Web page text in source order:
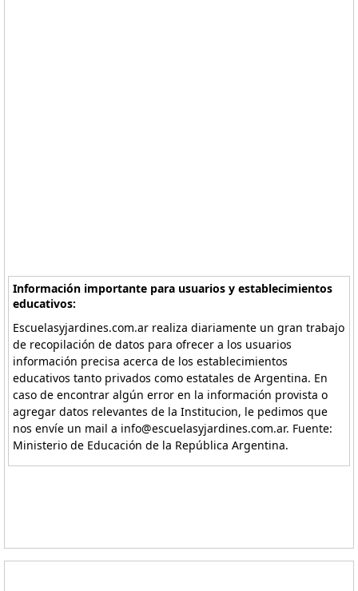
Información importante para usuarios y establecimientos
educativos:
Escuelasyjardines.com.ar realiza diariamente un gran trabajo
de recopilación de datos para ofrecer a los usuarios
información precisa acerca de los establecimientos
educativos tanto privados como estatales de Argentina. En
caso de encontrar algún error en la información provista o
agregar datos relevantes de la Institucion, le pedimos que
nos envíe un mail a info@escuelasyjardines.com.ar. Fuente:
Ministerio de Educación de la República Argentina.